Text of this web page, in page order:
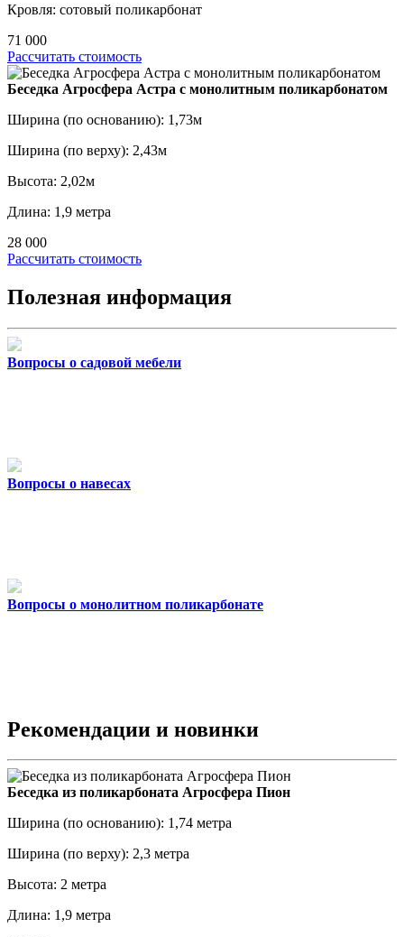
Кровля: сотовый поликарбонат
71 000
Рассчитать стоимость
Беседка Агросфера Астра с монолитным поликарбонатом
Ширина (по основанию): 1,73м
Ширина (по верху): 2,43м
Высота: 2,02м
Длина: 1,9 метра
28 000
Рассчитать стоимость
Полезная информация
Вопросы о садовой мебели
Вопросы о навесах
Вопросы о монолитном поликарбонате
Рекомендации и новинки
Беседка из поликарбоната Агросфера Пион
Ширина (по основанию): 1,74 метра
Ширина (по верху): 2,3 метра
Высота: 2 метра
Длина: 1,9 метра